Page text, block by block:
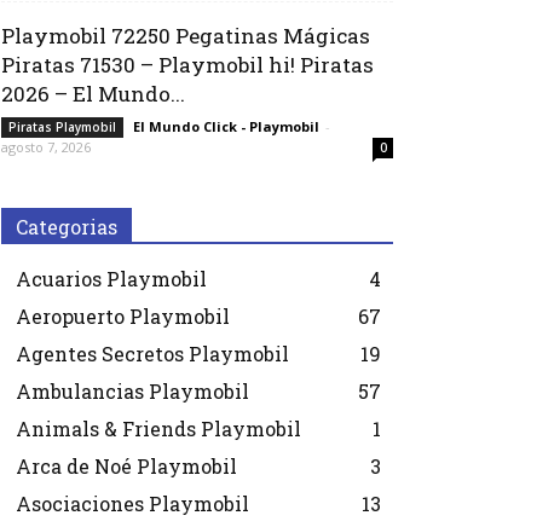
Playmobil 72250 Pegatinas Mágicas
Piratas 71530 – Playmobil hi! Piratas
2026 – El Mundo...
Piratas Playmobil El Mundo Click - Playmobil -
agosto 7, 2026
0
Categorias
Acuarios Playmobil
4
Aeropuerto Playmobil
67
Agentes Secretos Playmobil
19
Ambulancias Playmobil
57
Animals & Friends Playmobil
1
Arca de Noé Playmobil
3
Asociaciones Playmobil
13